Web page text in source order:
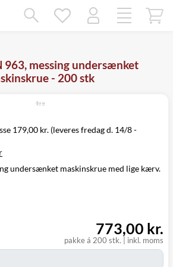
963, messing undersænket
- 200 stk
179,00 kr. (leveres fredag d. 14/8 -
Leveres
torsdag d. 20/8
undersænket maskinskrue med lige kærv.
pakke á 200 stk. inkl. moms
773,00 kr.